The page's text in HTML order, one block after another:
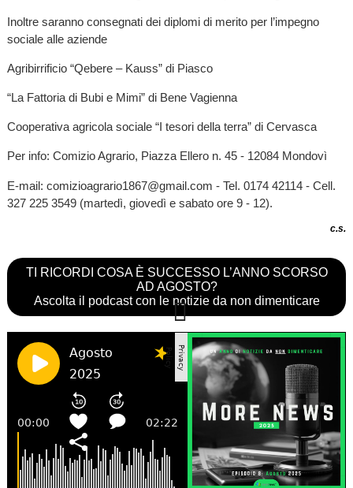
Inoltre saranno consegnati dei diplomi di merito per l’impegno
sociale alle aziende
Agribirrificio “Qebere – Kauss” di Piasco
“La Fattoria di Bubi e Mimi” di Bene Vagienna
Cooperativa agricola sociale “I tesori della terra” di Cervasca
Per info: Comizio Agrario, Piazza Ellero n. 45 - 12084 Mondovì
E-mail: comizioagrario1867@gmail.com - Tel. 0174 42114 - Cell.
327 225 3549 (martedì, giovedì e sabato ore 9 - 12).
c.s.
TI RICORDI COSA È SUCCESSO L’ANNO SCORSO
AD AGOSTO?
Ascolta il podcast con le notizie da non dimenticare